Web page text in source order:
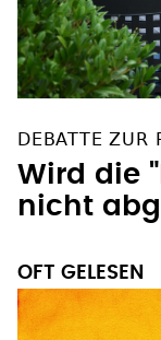
DEBATTE ZUR
Wird die
nicht
OFT GELESEN